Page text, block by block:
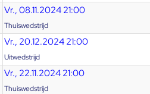
Vr., 08.11.2024 21:00
Thuiswedstrijd
Vr., 20.12.2024 21:00
Uitwedstrijd
Vr., 22.11.2024 21:00
Thuiswedstrijd